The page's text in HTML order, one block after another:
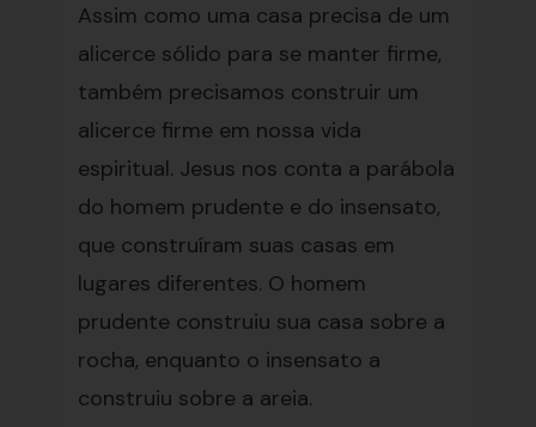
Assim como uma casa precisa de um
alicerce sólido para se manter firme,
também precisamos construir um
alicerce firme em nossa vida
espiritual. Jesus nos conta a parábola
do homem prudente e do insensato,
que construíram suas casas em
lugares diferentes. O homem
prudente construiu sua casa sobre a
rocha, enquanto o insensato a
construiu sobre a areia.